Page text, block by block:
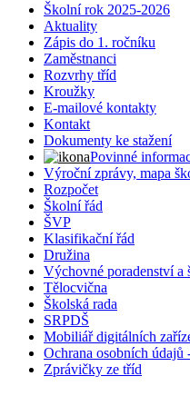
Školní rok 2025-2026
Aktuality
Zápis do 1. ročníku
Zaměstnanci
Rozvrhy tříd
Kroužky
E-mailové kontakty
Kontakt
Dokumenty ke stažení
Povinné
Výroční zprávy, mapa
Rozpočet
Školní řád
ŠVP
Klasifikační řád
Družina
Výchovné poradenství a
Tělocvična
Školská rada
SRPDŠ
Mobiliář digitálních
Ochrana osobních údajů
Zprávičky ze tříd